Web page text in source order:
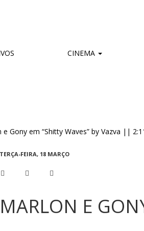
CINEMA
TERÇA-FEIRA, 18 MARÇO
MARLON E